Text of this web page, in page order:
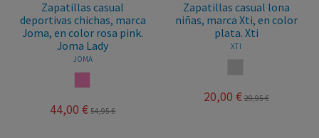
Zapatillas casual
deportivas chichas, marca
Joma, en color rosa pink.
Joma Lady
JOMA
44,00 € 54,95 €
Zapatillas casual lona
niñas, marca Xti, en color
plata. Xti
XTI
20,00 € 29,95 €